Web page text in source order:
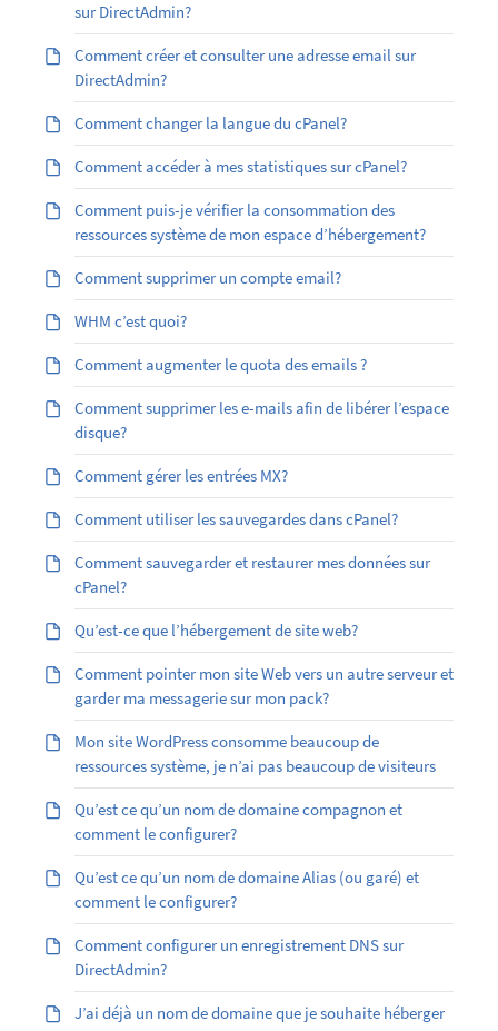
sur DirectAdmin?
Comment créer et consulter une adresse email sur
DirectAdmin?
Comment changer la langue du cPanel?
Comment accéder à mes statistiques sur cPanel?
Comment puis-je vérifier la consommation des
ressources système de mon espace d’hébergement?
Comment supprimer un compte email?
WHM c’est quoi?
Comment augmenter le quota des emails ?
Comment supprimer les e-mails afin de libérer l’espace
disque?
Comment gérer les entrées MX?
Comment utiliser les sauvegardes dans cPanel?
Comment sauvegarder et restaurer mes données sur
cPanel?
Qu’est-ce que l’hébergement de site web?
Comment pointer mon site Web vers un autre serveur et
garder ma messagerie sur mon pack?
Mon site WordPress consomme beaucoup de
ressources système, je n’ai pas beaucoup de visiteurs
Qu’est ce qu’un nom de domaine compagnon et
comment le configurer?
Qu’est ­ce qu’un nom de domaine Alias (ou garé) et
comment le configurer?
Comment configurer un enregistrement DNS sur
DirectAdmin?
J’ai déjà un nom de domaine que je souhaite héberger